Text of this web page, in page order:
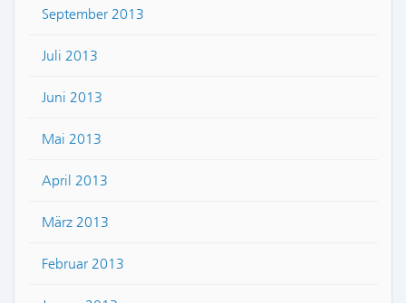
September 2013
Juli 2013
Juni 2013
Mai 2013
April 2013
März 2013
Februar 2013